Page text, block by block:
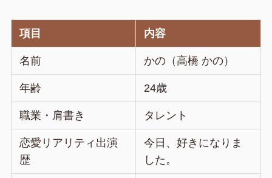
項目 内容
名前 かの（高橋 かの）
年齢 24歳
職業・肩書き タレント
恋愛リアリティ出演
歴
今日、好きになりま
した。